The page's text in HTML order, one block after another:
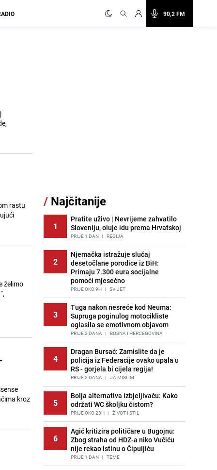
90,2 FM
rastu
želimo
kroz
/ Najčitanije
1
Pratite uživo | Nevrijeme zahvatilo
Sloveniju, oluje idu prema Hrvatskoj
PRIJE 1 DAN | REGIJA
2
Njemačka istražuje slučaj
desetočlane porodice iz BiH:
Primaju 7.300 eura socijalne
pomoći mjesečno
PRIJE OKO 9H | SVIJET
3
Tuga nakon nesreće kod Neuma:
Supruga poginulog motocikliste
oglasila se emotivnom objavom
PRIJE 2 DANA | BOSNA I HERCEGOVINA
4
Dragan Bursać: Zamislite da je
policija iz Federacije ovako upala u
RS - gorjela bi cijela regija!
PRIJE 2 DANA | JA MISLIM
5
Bolja alternativa izbjeljivaču: Kako
održati WC školjku čistom?
PRIJE OKO 23H | ŽIVOT I STIL
6
Agić kritizira političare u Bugojnu:
Zbog straha od HDZ-a niko Vučiću
nije rekao istinu o Čipuljiću
PRIJE 1 DAN | TEME